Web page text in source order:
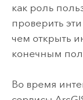
как роль
проверить
чем открыть
конечным
Во время